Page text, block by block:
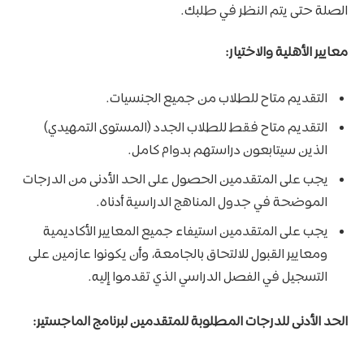
الصلة حتى يتم النظر في طلبك.
معايير الأهلية والاختيار:
التقديم متاح للطلاب من جميع الجنسيات.
التقديم متاح فقط للطلاب الجدد (المستوى التمهيدي)
الذين سيتابعون دراستهم بدوام كامل.
يجب على المتقدمين الحصول على الحد الأدنى من الدرجات
الموضحة في جدول المناهج الدراسية أدناه.
يجب على المتقدمين استيفاء جميع المعايير الأكاديمية
ومعايير القبول للالتحاق بالجامعة، وأن يكونوا عازمين على
التسجيل في الفصل الدراسي الذي تقدموا إليه.
الحد الأدنى للدرجات المطلوبة للمتقدمين لبرنامج الماجستير: